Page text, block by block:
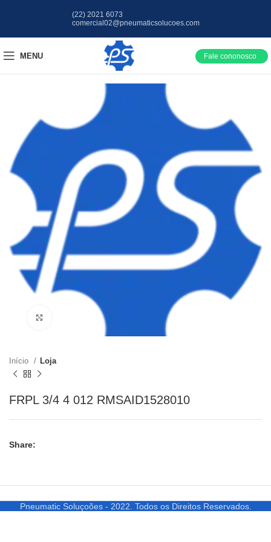
(22) 2021 6073
comercial02@pneumaticsolucoes.com
MENU Fale cononosco
Clique para ampliar
Início Loja
FRPL 3/4 4 012 RMSAID1528010
Share:
Pneumatic Soluçoões - 2022. Todos os Direitos Reservados.